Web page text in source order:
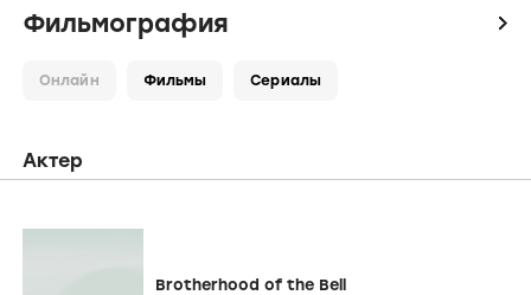
Фильмография icon
Онлайн Фильмы Сериалы
Актер
Brotherhood of the Bell